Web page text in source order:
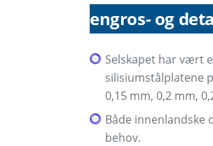
engros- og
Selskapet har vært
silisiumstålplatene
0,15 mm, 0,2 mm,
Både
behov.